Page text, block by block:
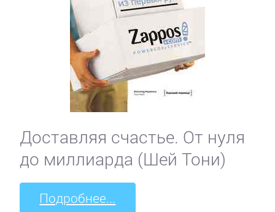
Доставляя счастье. От нуля
до миллиарда (Шей Тони)
Подробнее...
КЛАССИКА
Древневосточная
литература
Зарубежная
классика
Классическая